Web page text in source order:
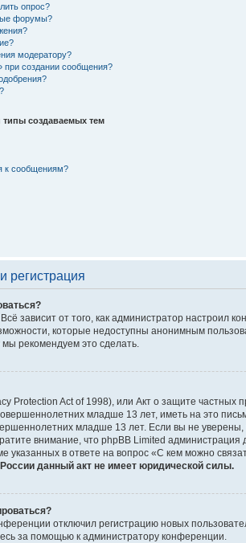
опрос?
форумы?
модератору?
при создании сообщения?
создаваемых тем
к сообщениям?
регистрация
зависит от того, как администратор
которые недоступны анонимным
мы рекомендуем это сделать.
Protection Act of 1998), или Акт о защите
младше 13 лет, иметь на это
младше 13 лет. Если вы не
внимание, что phpBB Limited
указанных в ответе на вопрос «С кем можно
данный акт не имеет юридической силы.
отключил регистрацию новых
за помощью к администратору конференции.